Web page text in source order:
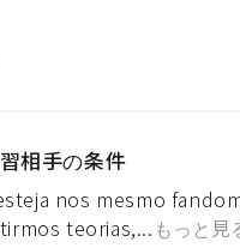
相手の条件
nos mesmo
teorias,... もっと見